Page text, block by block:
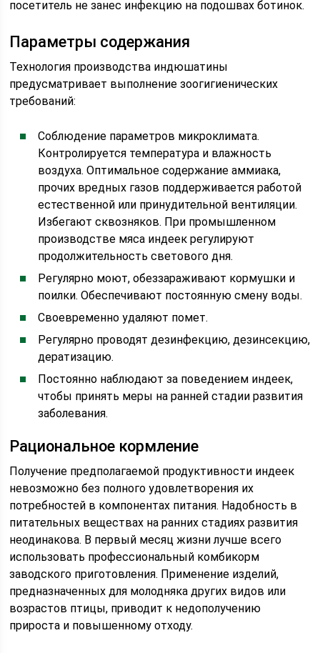
посетитель не занес инфекцию на подошвах ботинок.
Параметры содержания
Технология производства индюшатины
предусматривает выполнение зоогигиенических
требований:
Соблюдение параметров микроклимата.
Контролируется температура и влажность
воздуха. Оптимальное содержание аммиака,
прочих вредных газов поддерживается работой
естественной или принудительной вентиляции.
Избегают сквозняков. При промышленном
производстве мяса индеек регулируют
продолжительность светового дня.
Регулярно моют, обеззараживают кормушки и
поилки. Обеспечивают постоянную смену воды.
Своевременно удаляют помет.
Регулярно проводят дезинфекцию, дезинсекцию,
дератизацию.
Постоянно наблюдают за поведением индеек,
чтобы принять меры на ранней стадии развития
заболевания.
Рациональное кормление
Получение предполагаемой продуктивности индеек
невозможно без полного удовлетворения их
потребностей в компонентах питания. Надобность в
питательных веществах на ранних стадиях развития
неодинакова. В первый месяц жизни лучше всего
использовать профессиональный комбикорм
заводского приготовления. Применение изделий,
предназначенных для молодняка других видов или
возрастов птицы, приводит к недополучению
прироста и повышенному отходу.